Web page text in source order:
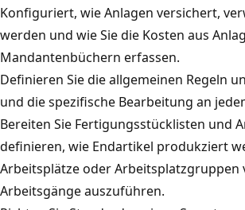
Konfiguriert, wie Anlagen versichert,
werden und wie Sie die Kosten aus
Mandantenbüchern erfassen.
Definieren Sie die allgemeinen Regeln
und die spezifische Bearbeitung an
Bereiten Sie Fertigungsstücklisten und
definieren, wie Endartikel produkziert
Arbeitsplätze oder Arbeitsplatzgruppen
Arbeitsgänge auszuführen.